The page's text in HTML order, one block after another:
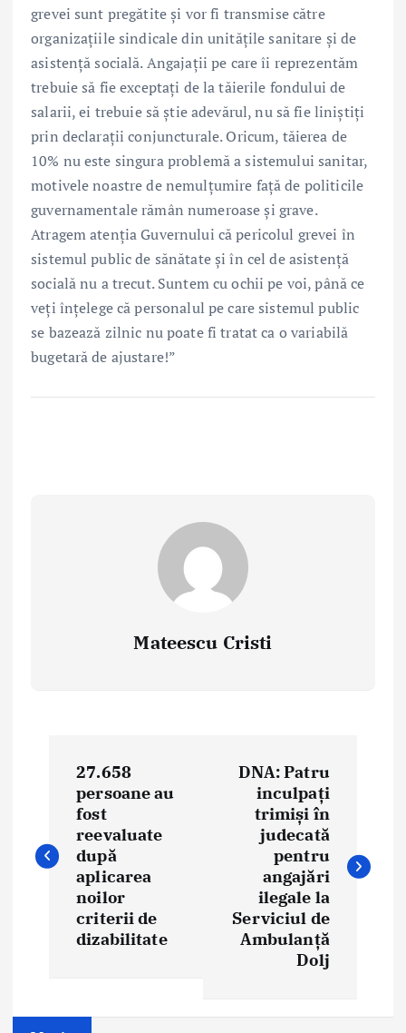
grevei sunt pregătite și vor fi transmise către
organizațiile sindicale din unitățile sanitare și de
asistență socială. Angajații pe care îi reprezentăm
trebuie să fie exceptați de la tăierile fondului de
salarii, ei trebuie să știe adevărul, nu să fie liniștiți
prin declarații conjuncturale. Oricum, tăierea de
10% nu este singura problemă a sistemului sanitar,
motivele noastre de nemulțumire față de politicile
guvernamentale rămân numeroase și grave.
Atragem atenția Guvernului că pericolul grevei în
sistemul public de sănătate și în cel de asistență
socială nu a trecut. Suntem cu ochii pe voi, până ce
veți înțelege că personalul pe care sistemul public
se bazează zilnic nu poate fi tratat ca o variabilă
bugetară de ajustare!”
Mateescu Cristi
t
i
27.658
persoane au
fost
reevaluate
după
aplicarea
noilor
criterii de
dizabilitate
DNA: Patru
inculpați
trimiși în
judecată
pentru
angajări
ilegale la
Serviciul de
Ambulanță
Dolj